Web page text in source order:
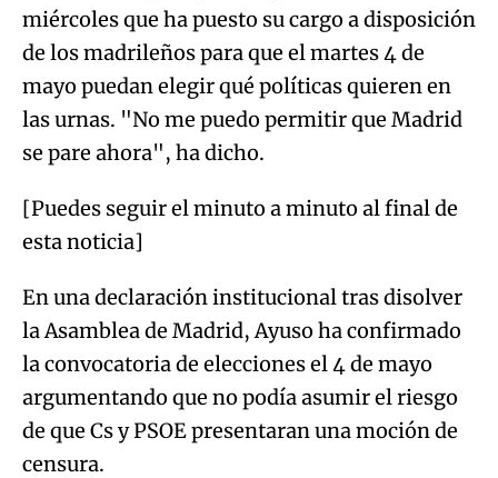
miércoles que ha puesto su cargo a disposición
de los madrileños para que el martes 4 de
mayo puedan elegir qué políticas quieren en
las urnas. "No me puedo permitir que Madrid
se pare ahora", ha dicho.
[Puedes seguir el minuto a minuto al final de
esta noticia]
En una declaración institucional tras disolver
la Asamblea de Madrid, Ayuso ha confirmado
la convocatoria de elecciones el 4 de mayo
argumentando que no podía asumir el riesgo
de que Cs y PSOE presentaran una moción de
censura.